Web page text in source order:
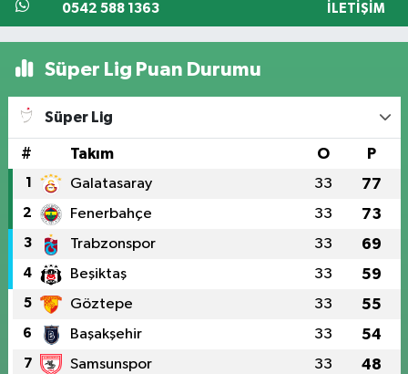
0542 588 1363 İLETIŞIM
Süper Lig Puan Durumu
Süper Lig
# Takım O P
1 Galatasaray 33 77
2 Fenerbahçe 33 73
3 Trabzonspor 33 69
4 Beşiktaş 33 59
5 Göztepe 33 55
6 Başakşehir 33 54
7 Samsunspor 33 48